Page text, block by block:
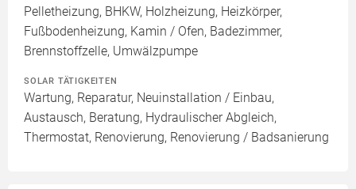
Pelletheizung, BHKW, Holzheizung, Heizkörper,
Fußbodenheizung, Kamin / Ofen, Badezimmer,
Brennstoffzelle, Umwälzpumpe
SOLAR TÄTIGKEITEN
Wartung, Reparatur, Neuinstallation / Einbau,
Austausch, Beratung, Hydraulischer Abgleich,
Thermostat, Renovierung, Renovierung / Badsanierung